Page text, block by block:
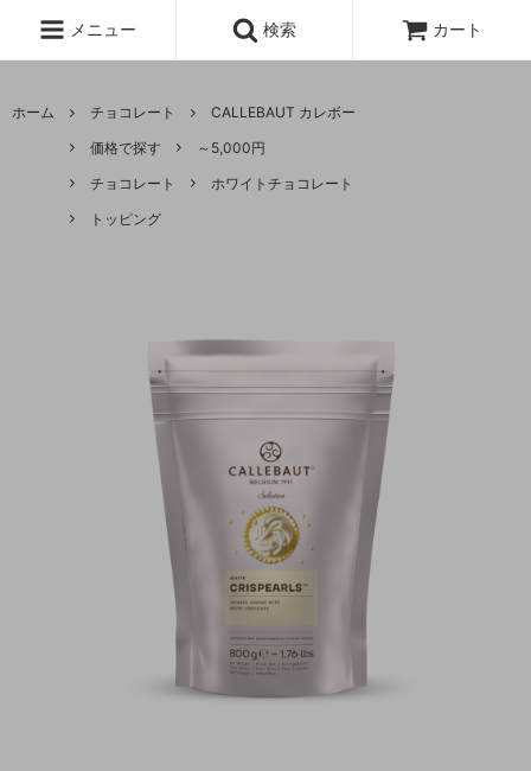
メニュー 検索 カート
ホーム チョコレート
CALLEBAUT カレボー
価格で探す
～5,000円
チョコレート
ホワイトチョコレート
トッピング